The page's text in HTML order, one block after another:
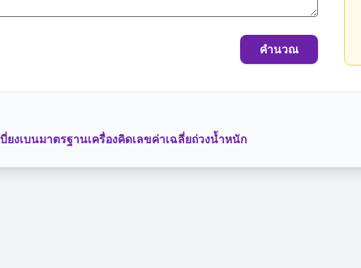
คำนวณ
ยงเบนมาตรฐานเครื่องคิดเลขค่าเฉลี่ยถ่วงน้ำหนัก